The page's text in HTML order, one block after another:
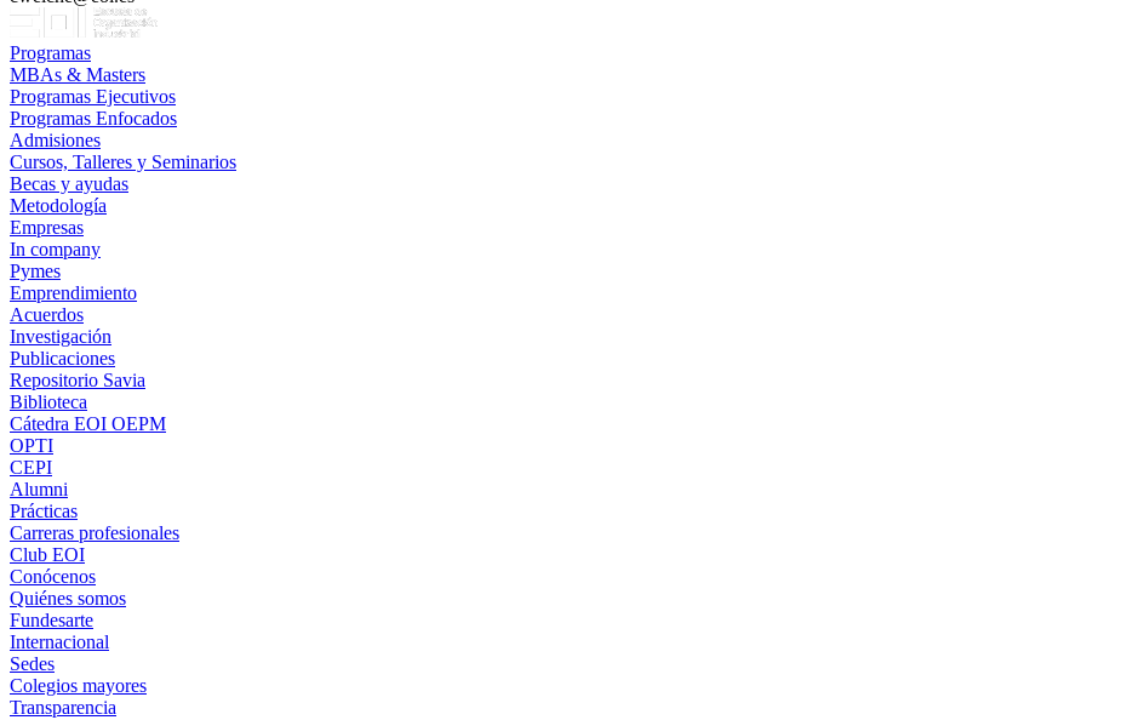
Programas
MBAs & Masters
Programas Ejecutivos
Programas Enfocados
Admisiones
Cursos, Talleres y Seminarios
Becas y ayudas
Metodología
Empresas
In company
Pymes
Emprendimiento
Acuerdos
Investigación
Publicaciones
Repositorio Savia
Biblioteca
Cátedra EOI OEPM
OPTI
CEPI
Alumni
Prácticas
Carreras profesionales
Club EOI
Conócenos
Quiénes somos
Fundesarte
Internacional
Sedes
Colegios mayores
Transparencia